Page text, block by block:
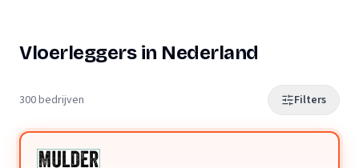
Vloerleggers in Nederland
300 bedrijven Filters